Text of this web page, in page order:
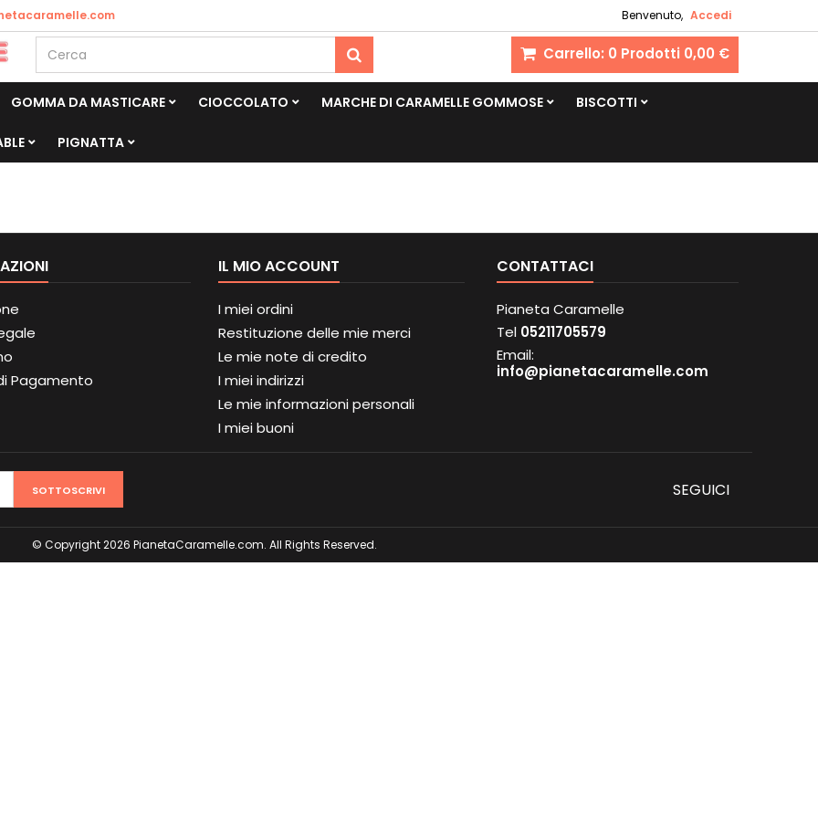
Benvenuto, Accedi
Carrello: 0 Prodotti 0,00 €
GOMMA DA MASTICARE CIOCCOLATO MARCHE DI CARAMELLE GOMMOSE BISCOTTI
PIGNATTA
Pagamento
© Copyright 2026 PianetaCaramelle.com. All Rights Reserved.
IL MIO ACCOUNT
I miei ordini
Restituzione delle mie merci
Le mie note di credito
I miei indirizzi
Le mie informazioni personali
I miei buoni
CONTATTACI
Pianeta Caramelle
Tel 05211705579
Email:
info@pianetacaramelle.com
SOTTOSCRIVI SEGUICI